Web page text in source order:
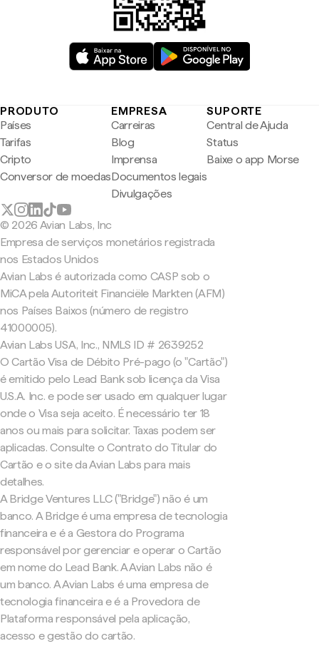
PRODUTO
Países
Tarifas
Cripto
Conversor de moedas
EMPRESA
Carreiras
Blog
Imprensa
Documentos legais
Divulgações
SUPORTE
Central de Ajuda
Status
Baixe o app Morse
© 2026 Avian Labs, Inc
Empresa de serviços monetários registrada
nos Estados Unidos
Avian Labs é autorizada como CASP sob o
MiCA pela Autoriteit Financiële Markten (AFM)
nos Países Baixos (número de registro
41000005).
Avian Labs USA, Inc., NMLS ID # 2639252
O Cartão Visa de Débito Pré-pago (o "Cartão")
é emitido pelo Lead Bank sob licença da Visa
U.S.A. Inc. e pode ser usado em qualquer lugar
onde o Visa seja aceito. É necessário ter 18
anos ou mais para solicitar. Taxas podem ser
aplicadas. Consulte o Contrato do Titular do
Cartão e o site da Avian Labs para mais
detalhes.
A Bridge Ventures LLC ("Bridge") não é um
banco. A Bridge é uma empresa de tecnologia
financeira e é a Gestora do Programa
responsável por gerenciar e operar o Cartão
em nome do Lead Bank. A Avian Labs não é
um banco. A Avian Labs é uma empresa de
tecnologia financeira e é a Provedora de
Plataforma responsável pela aplicação,
acesso e gestão do cartão.